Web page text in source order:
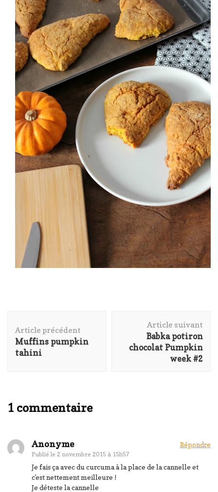
d'article
Article précédent
Muffins pumpkin
tahini
Article suivant
Babka potiron
chocolat Pumpkin
week #2
1 commentaire
Anonyme
Publié le 2 novembre 2015 à 15h57
Répondre
Je fais ça avec du curcuma à la place de la cannelle et
c'est nettement meilleure !
Je déteste la cannelle